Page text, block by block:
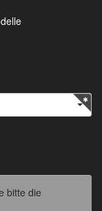
bitte die